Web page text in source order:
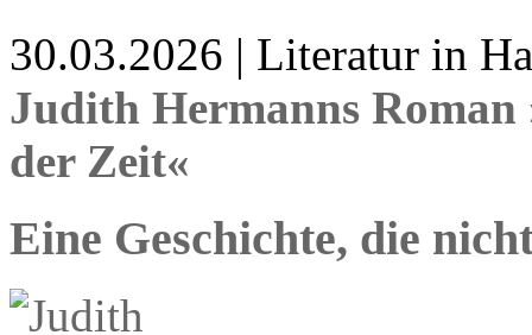
30.03.2026 | Literatur in
Judith Hermanns
der Zeit«
Eine Geschichte, die